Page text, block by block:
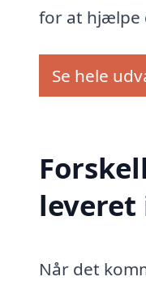
for at hjælpe
Se hele
leveret
Når det